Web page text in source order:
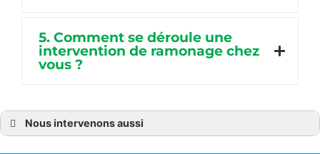
5. Comment se déroule une
intervention de ramonage chez
vous ?
Nous intervenons aussi